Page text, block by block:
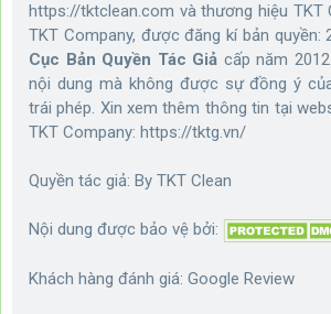
https://tktclean.com và thương hiệu
TKT Company, được đăng kí bản quyền:
Cục Bản Quyền Tác Giả cấp năm
nội dung mà không được sự đồng ý
trái phép. Xin xem thêm thông tin tại
TKT Company: https://tktg.vn/
Quyền tác giả: By TKT Clean
Nội dung được bảo vệ bởi:
Khách hàng đánh giá: Google Review